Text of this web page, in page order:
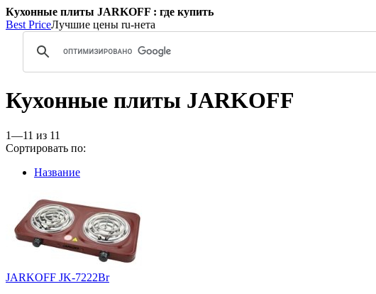
Кухонные плиты JARKOFF : где купить
Best PriceЛучшие цены ru-нета
Кухонные плиты JARKOFF
1—11 из 11
Сортировать по:
Название
JARKOFF JK-7222Br